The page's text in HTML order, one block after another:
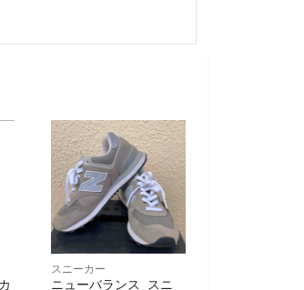
スニーカー
ニューバランス スニ